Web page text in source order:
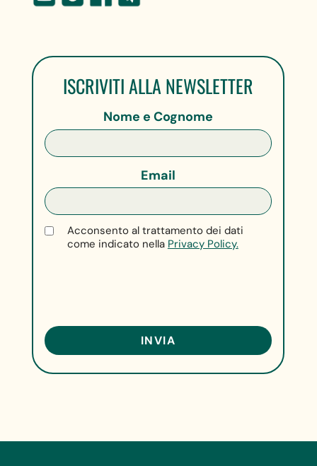
ISCRIVITI ALLA NEWSLETTER
Nome e Cognome
Email
Acconsento al trattamento dei dati
come indicato nella Privacy Policy.